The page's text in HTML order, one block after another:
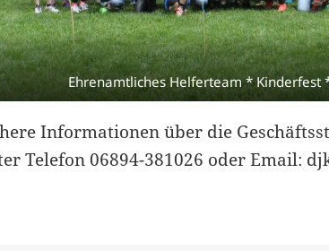
Ehrenamtliches Helferteam * Kinderfest
Informationen über die
Telefon 06894-381026 oder Email: